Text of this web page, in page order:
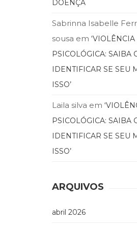
DOENÇA
Sabrinna Isabelle
sousa em ‘VIOLÊNCIA
PSICOLÓGICA: SAIBA
IDENTIFICAR SE SEU
ISSO’
Laila silva em
PSICOLÓGICA: SAIBA
IDENTIFICAR SE SEU
ISSO’
ARQUIVOS
abril 2026